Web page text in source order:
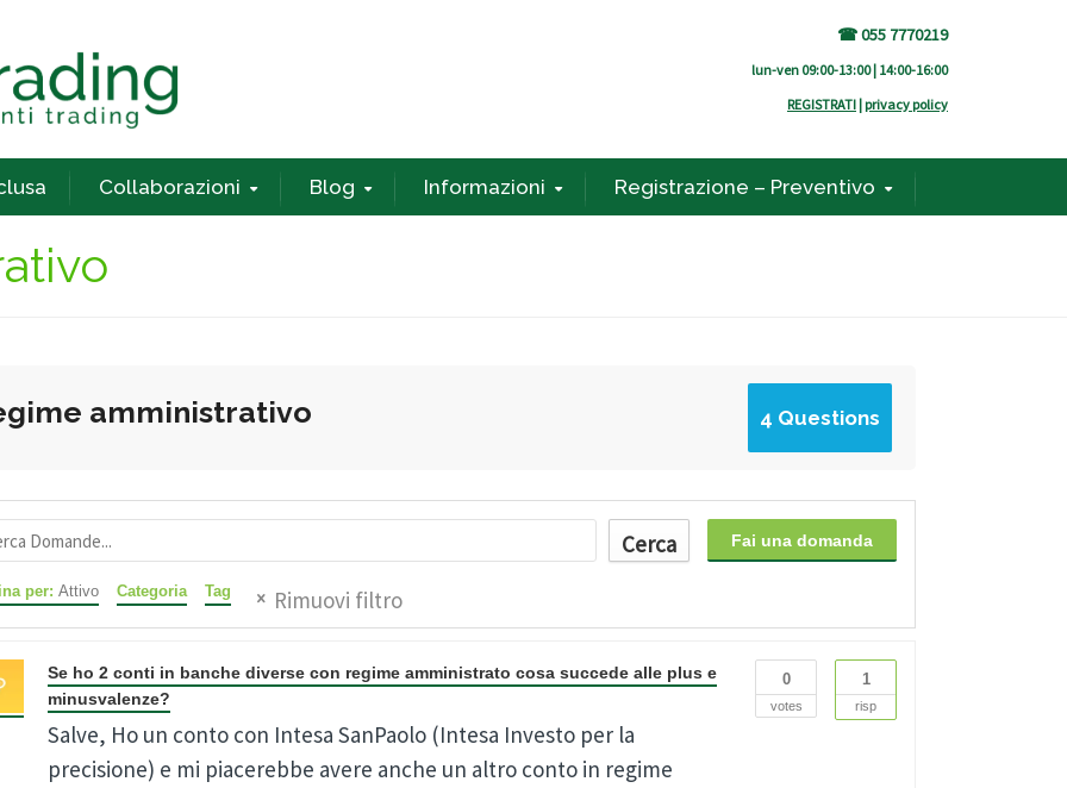
☎ 055 7770219
lun-ven 09:00-13:00 | 14:00-16:00
REGISTRATI | privacy policy
Collaborazioni Blog Informazioni Registrazione – Preventivo
amministrativo 4 Questions
Fai una domanda
Cerca
per: Attivo Categoria Tag Rimuovi filtro
0
votes
1
risp
Se ho 2 conti in banche diverse con regime amministrato cosa succede alle plus e
minusvalenze?
Salve, Ho un conto con Intesa SanPaolo (Intesa Investo per la
precisione) e mi piacerebbe avere anche un altro conto in regime